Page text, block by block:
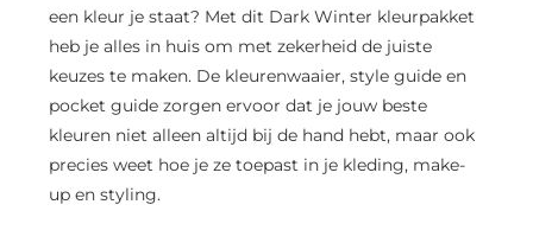
een kleur je staat? Met dit Dark Winter kleurpakket
heb je alles in huis om met zekerheid de juiste
keuzes te maken. De kleurenwaaier, style guide en
pocket guide zorgen ervoor dat je jouw beste
kleuren niet alleen altijd bij de hand hebt, maar ook
precies weet hoe je ze toepast in je kleding, make-
up en styling.